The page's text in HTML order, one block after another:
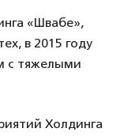
«Швабе»,
в 2015 году
с тяжелыми
Холдинга